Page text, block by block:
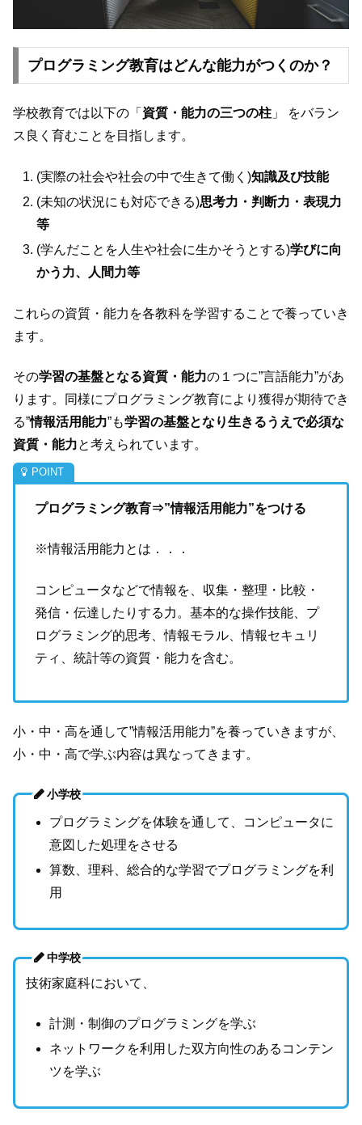
プログラミング教育はどんな能力がつくのか？
学校教育では以下の「 資質・能力の三つの柱 」 をバラン
ス良く育むことを目指します。
(実際の社会や社会の中で生きて働く)知識及び技能
(未知の状況にも対応できる)思考力・判断力・表現力
等
(学んだことを人生や社会に生かそうとする)学びに向
かう力、人間力等
これらの資質・能力を各教科を学習することで養っていき
ます。
その学習の基盤となる資質・能力の１つに”言語能力”があ
ります。同様にプログラミング教育により獲得が期待でき
る”情報活用能力”も学習の基盤となり生きるうえで必須な
資質・能力と考えられています。
プログラミング教育⇒”情報活用能力”をつける
※情報活用能力とは．．．
コンピュータなどで情報を、収集・整理・比較・
発信・伝達したりする力。基本的な操作技能、プ
ログラミング的思考、情報モラル、情報セキュリ
ティ、統計等の資質・能力を含む。
小・中・高を通して”情報活用能力”を養っていきますが、
小・中・高で学ぶ内容は異なってきます。
小学校
プログラミングを体験を通して、コンピュータに
意図した処理をさせる
算数、理科、総合的な学習でプログラミングを利
用
中学校
技術家庭科において、
計測・制御のプログラミングを学ぶ
ネットワークを利用した双方向性のあるコンテン
ツを学ぶ